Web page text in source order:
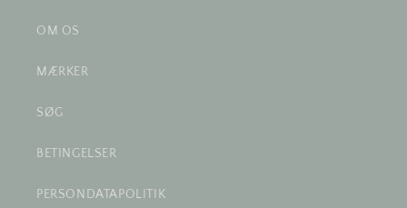
OM OS
MÆRKER
SØG
BETINGELSER
PERSONDATAPOLITIK